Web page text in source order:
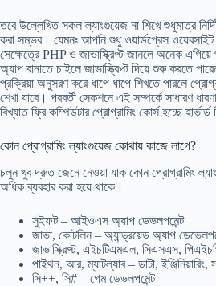
তবে উল্লেখিত সকল ল্যাংগুয়েজ না শিখে শুধুমাত্র
করা সম্ভব। যেমনঃ আপনি শুধু ওয়ার্ডপ্রেস
সেক্ষেত্রে PHP ও জাভাস্ক্রিপ্ট জানলে অনেক
অ্যাপ বানাতে চাইলে জাভাস্ক্রিপ্ট দিয়ে শুরু করতে
প্রক্রিয়া অনুসরণ করে ধাপে ধাপে শিখতে পারলে
শেখা যাবে। পরবর্তী সেকশনে এই সম্পর্কে সাধারণ
বিখ্যাত ফ্রি কম্পিউটার প্রোগ্রামিং কোর্স হচ্ছে
কোন প্রোগ্রামিং ল্যাংগুয়েজ কোথায় কাজে লাগে?
চলুন খুব দ্রুত জেনে নেওয়া যাক কোন প্রোগ্রামিং
অধিক ব্যবহার করা হয়ে থাকে।
সুইফট – আইওএস অ্যাপ ডেভলপমেন্ট
জাভা, কোটলিন – অ্যান্ড্রয়েড অ্যাপ
জাভাস্ক্রিপ্ট, এইচটিএমএল, সিএসএস,
পাইথন, আর, ম্যাটল্যাব – ডাটা, ইঞ্জিনিয়ারিং,
সি++, সি# – গেম ডেভলপমেন্ট